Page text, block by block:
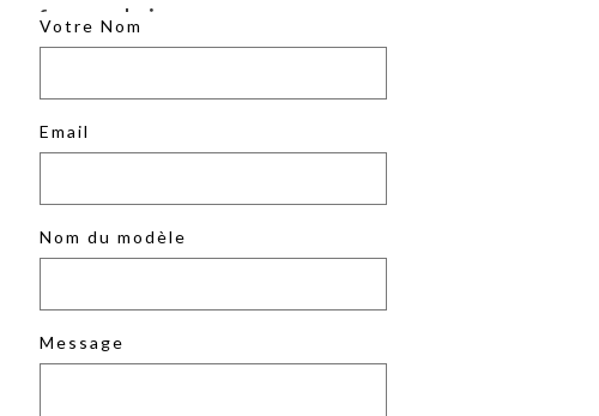
formulaire.
Votre Nom
Email
Nom du modèle
Message